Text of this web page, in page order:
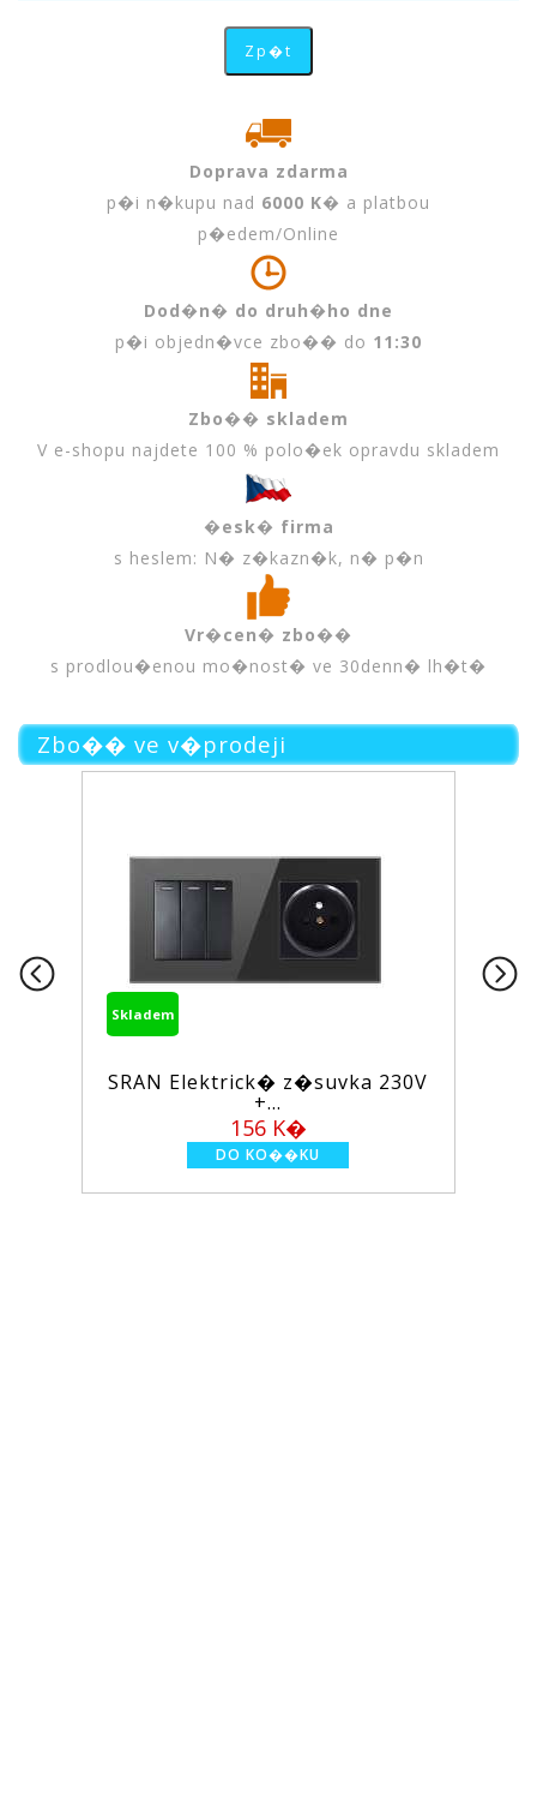
Doprava zdarma
p�i n�kupu nad 6000 K� a platbou
p�edem/Online
Dod�n� do druh�ho dne
p�i objedn�vce zbo�� do 11:30
Zbo�� skladem
V e-shopu najdete 100 % polo�ek opravdu skladem
�esk� firma
s heslem: N� z�kazn�k, n� p�n
Vr�cen� zbo��
s prodlou�enou mo�nost� ve 30denn� lh�t�
Zbo�� ve v�prodeji
Skladem
SRAN Elektrick� z�suvka 230V
+...
156 K�